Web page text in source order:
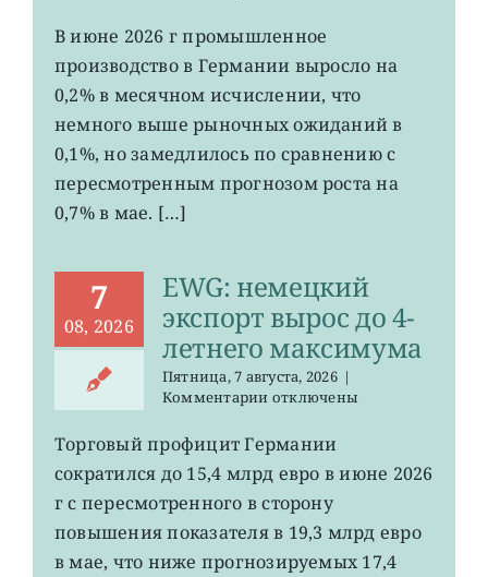
EWG:
рост
промпроизводства
Германии
до
0,2%
В июне 2026 г промышленное
производство в Германии выросло на
0,2% в месячном исчислении, что
немного выше рыночных ожиданий в
0,1%, но замедлилось по сравнению с
пересмотренным прогнозом роста на
0,7% в мае. […]
7
08, 2026
EWG: немецкий
экспорт вырос до 4-
летнего максимума
Пятница, 7 августа, 2026 |
Комментариик
EWG:
немецкий
экспорт
вырос
4-
летнего
отключены
Торговый профицит Германии
сократился до 15,4 млрд евро в июне 2026
г с пересмотренного в сторону
повышения показателя в 19,3 млрд евро
в мае, что ниже прогнозируемых 17,4